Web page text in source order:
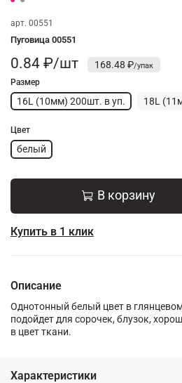
арт. 00551
Пуговица 00551
0.84 ₽/шт 168.48 ₽
Размер
16L (10мм) 200шт. в уп. 18L
Цвет
белый
В корзину
Купить в 1 клик
Описание
Однотонный белый цвет в
подойдет для сорочек, блузок,
в цвет ткани.
Характеристики